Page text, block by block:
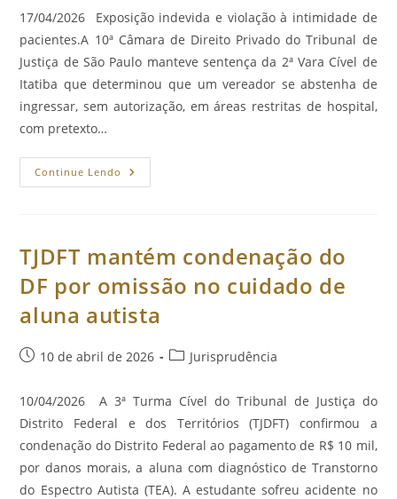
post:
17/04/2026 Exposição indevida e violação à intimidade de
pacientes.A 10ª Câmara de Direito Privado do Tribunal de
Justiça de São Paulo manteve sentença da 2ª Vara Cível de
Itatiba que determinou que um vereador se abstenha de
ingressar, sem autorização, em áreas restritas de hospital,
com pretexto…
Continue Lendo Vereador
Não
Autorização
Para
TJDFT mantém condenação do
DF por omissão no cuidado de
aluna autista
Post10 de abril de 2026
Categoria
post:
Jurisprudência
10/04/2026 A 3ª Turma Cível do Tribunal de Justiça do
Distrito Federal e dos Territórios (TJDFT) confirmou a
condenação do Distrito Federal ao pagamento de R$ 10 mil,
por danos morais, a aluna com diagnóstico de Transtorno
do Espectro Autista (TEA). A estudante sofreu acidente no